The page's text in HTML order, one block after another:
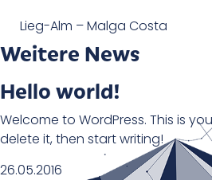
Lieg-Alm – Malga Costa
Weitere News
Hello world!
Welcome to WordPress. This is
delete it, then start writing!
26.05.2016